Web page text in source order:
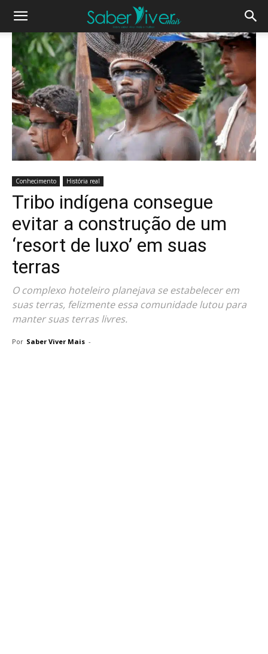
Conhecimento História real
Tribo indígena consegue
evitar a construção de um
‘resort de luxo’ em suas
terras
O complexo hoteleiro planejava se estabelecer em
suas terras, felizmente essa comunidade lutou para
manter suas terras livres.
Por Saber Viver Mais -